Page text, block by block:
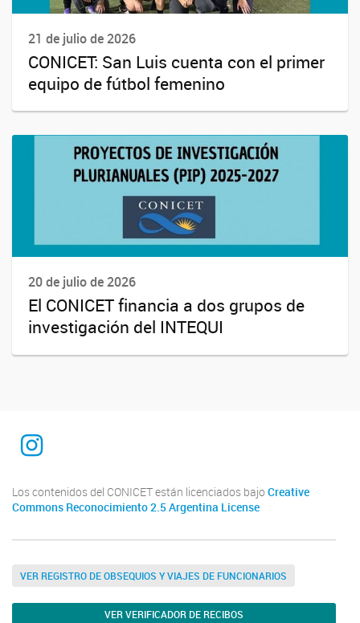
21 de julio de 2026
CONICET: San Luis cuenta con el primer
equipo de fútbol femenino
20 de julio de 2026
El CONICET financia a dos grupos de
investigación del INTEQUI
INTEQUI
Los contenidos del CONICET están licenciados bajo Creative
Commons Reconocimiento 2.5 Argentina License
VER REGISTRO DE OBSEQUIOS Y VIAJES DE FUNCIONARIOS
VER VERIFICADOR DE RECIBOS